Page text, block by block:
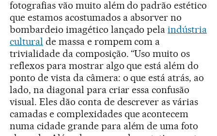
fotografias vão muito além do padrão estético
que estamos acostumados a absorver no
bombardeio imagético lançado pelaindústria
cultural de massa e rompem com a
trivialidade da composição. “Uso muito os
reflexos para mostrar algo que está além do
ponto de vista da câmera: o que está atrás, ao
lado, na diagonal para criar essa confusão
visual. Eles dão conta de descrever as várias
camadas e complexidades que acontecem
numa cidade grande para além de uma foto